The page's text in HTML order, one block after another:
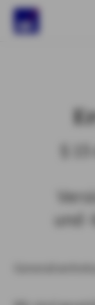
§
und